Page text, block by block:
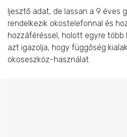
Ijesztő adat, de lassan a 9 éves
rendelkezik okostelefonnal és
hozzáféréssel, holott egyre
azt igazolja, hogy függőség
okoseszköz-használat.